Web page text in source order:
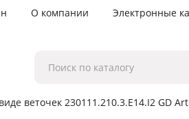
О компании Электронные
веточек 230111.210.3.E14.I2 GD